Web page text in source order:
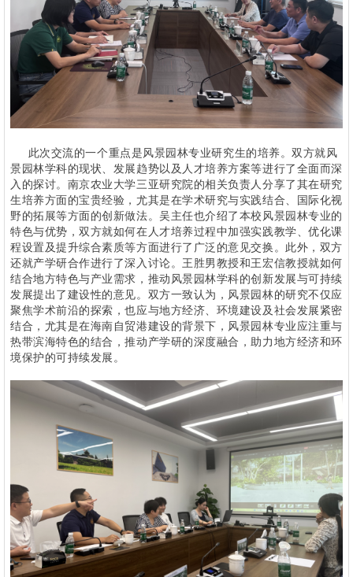
此次交流的一个重点是风景园林专业研究生的培养。双方就风
景园林学科的现状、发展趋势以及人才培养方案等进行了全面而深
入的探讨。南京农业大学三亚研究院的相关负责人分享了其在研究
生培养方面的宝贵经验，尤其是在学术研究与实践结合、国际化视
野的拓展等方面的创新做法。吴主任也介绍了本校风景园林专业的
特色与优势，双方就如何在人才培养过程中加强实践教学、优化课
程设置及提升综合素质等方面进行了广泛的意见交换。此外，双方
还就产学研合作进行了深入讨论。王胜男教授和王宏信教授就如何
结合地方特色与产业需求，推动风景园林学科的创新发展与可持续
发展提出了建设性的意见。双方一致认为，风景园林的研究不仅应
聚焦学术前沿的探索，也应与地方经济、环境建设及社会发展紧密
结合，尤其是在海南自贸港建设的背景下，风景园林专业应注重与
热带滨海特色的结合，推动产学研的深度融合，助力地方经济和环
境保护的可持续发展。